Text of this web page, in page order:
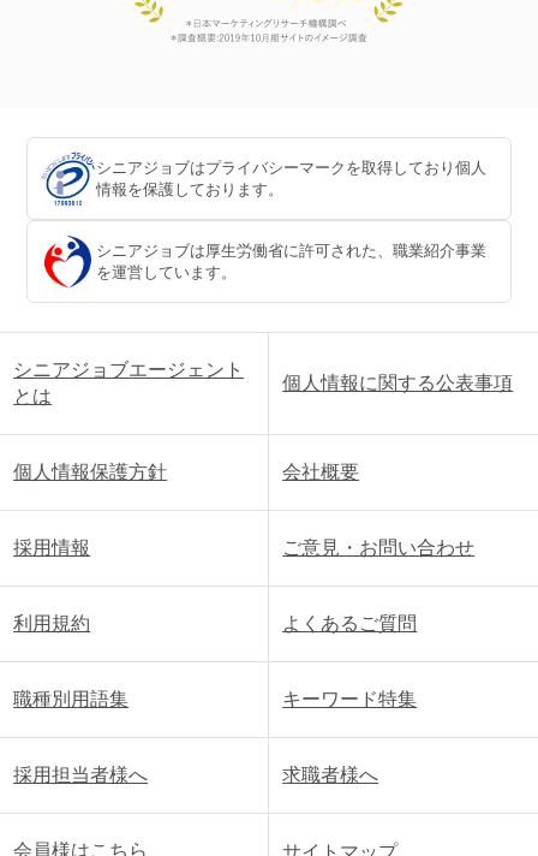
シニアジョブはプライバシーマークを取得しており個人
情報を保護しております。
シニアジョブは厚生労働省に許可された、職業紹介事業
を運営しています。
シニアジョブエージェント
とは
個人情報に関する公表事項
個人情報保護方針 会社概要
採用情報 ご意見・お問い合わせ
利用規約 よくあるご質問
職種別用語集 キーワード特集
採用担当者様へ 求職者様へ
会員様はこちら サイトマップ